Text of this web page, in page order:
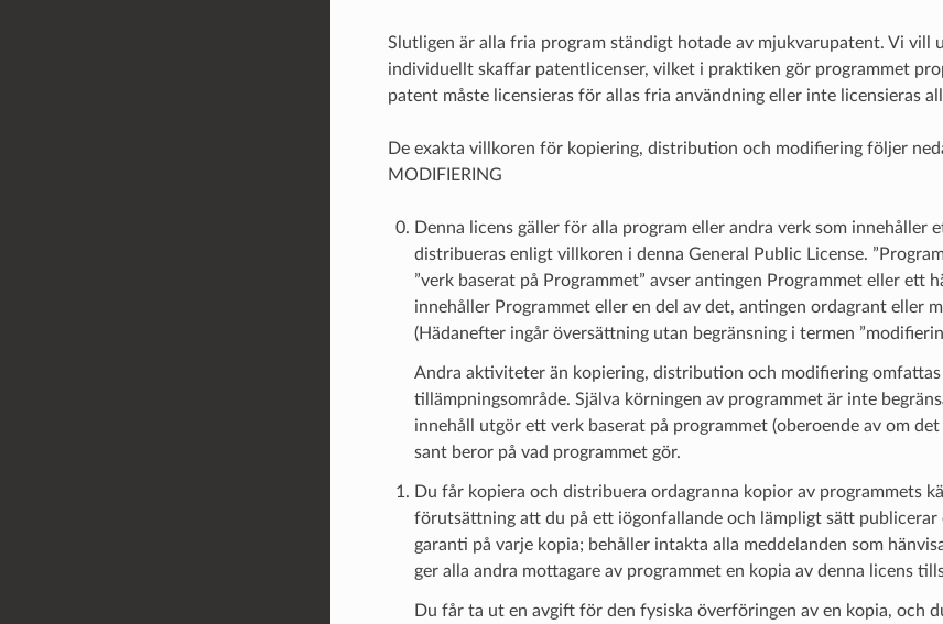
Slutligen är alla fria program ständigt hotade av mjukvarupatent. Vi
individuellt skaffar patentlicenser, vilket i praktiken gör programmet
patent måste licensieras för allas fria användning eller inte licensieras
De exakta villkoren för kopiering, distribution och modifiering följer
MODIFIERING
Denna licens gäller för alla program eller andra verk som
distribueras enligt villkoren i denna General Public License.
”verk baserat på Programmet” avser antingen Programmet eller
innehåller Programmet eller en del av det, antingen ordagrant eller
(Hädanefter ingår översättning utan begränsning i termen
Andra aktiviteter än kopiering, distribution och modifiering
tillämpningsområde. Själva körningen av programmet är inte
innehåll utgör ett verk baserat på programmet (oberoende av om
sant beror på vad programmet gör.
Du får kopiera och distribuera ordagranna kopior av programmets
förutsättning att du på ett iögonfallande och lämpligt sätt
garanti på varje kopia; behåller intakta alla meddelanden som
ger alla andra mottagare av programmet en kopia av denna licens
Du får ta ut en avgift för den fysiska överföringen av en kopia, och